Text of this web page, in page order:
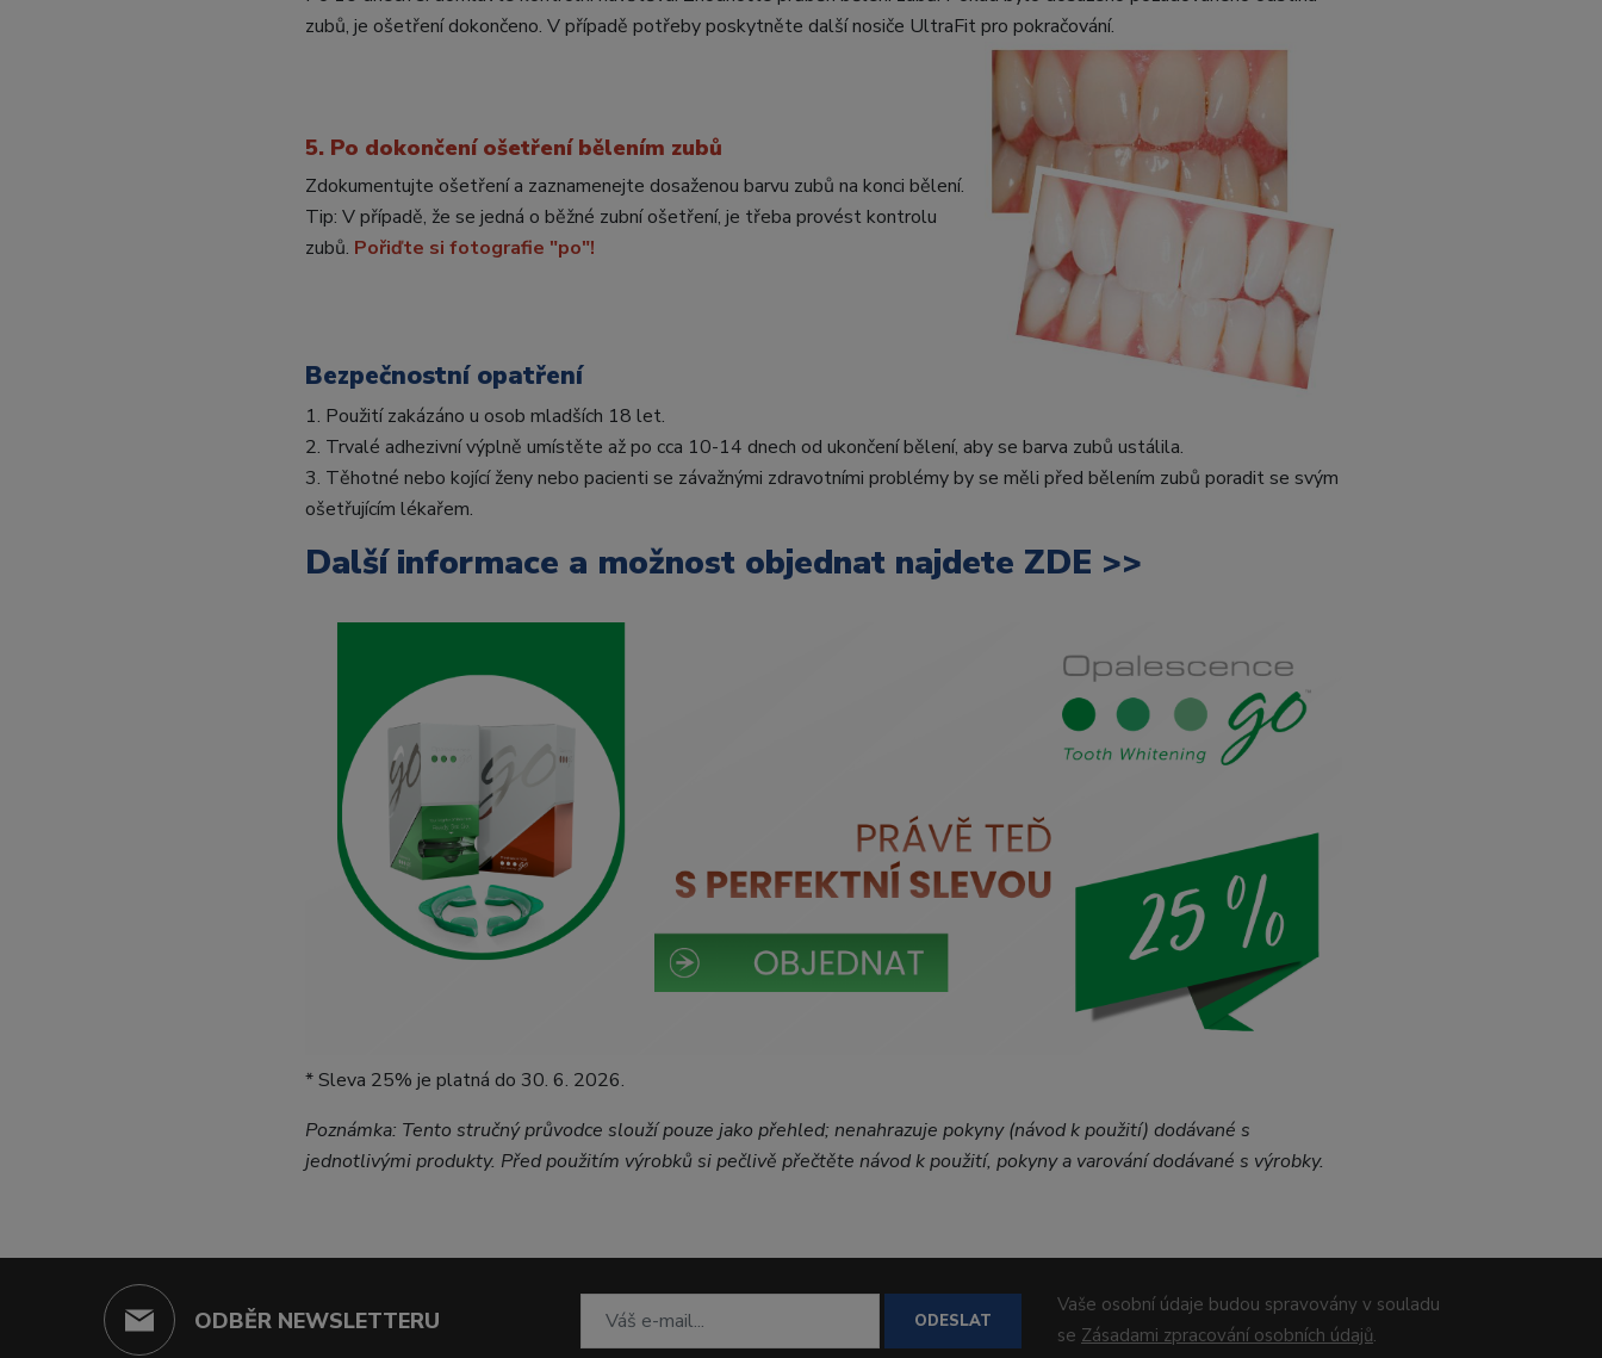
zubů, je ošetření dokončeno. V případě potřeby poskytněte další nosiče UltraFit pro pokračování.
5. Po dokončení ošetření bělením zubů
Zdokumentujte ošetření a zaznamenejte dosaženou barvu zubů na konci bělení.
Tip: V případě, že se jedná o běžné zubní ošetření, je třeba provést kontrolu
zubů. Pořiďte si fotografie "po"!
Bezpečnostní opatření
1. Použití zakázáno u osob mladších 18 let.
2. Trvalé adhezivní výplně umístěte až po cca 10-14 dnech od ukončení bělení, aby se barva zubů ustálila.
3. Těhotné nebo kojící ženy nebo pacienti se závažnými zdravotními problémy by se měli před bělením zubů poradit se svým
ošetřujícím lékařem.
Další informace a možnost objednat najdete ZDE >>
* Sleva 25% je platná do 30. 6. 2026.
Poznámka: Tento stručný průvodce slouží pouze jako přehled; nenahrazuje pokyny (návod k použití) dodávané s
jednotlivými produkty. Před použitím výrobků si pečlivě přečtěte návod k použití, pokyny a varování dodávané s výrobky.
ODBĚR NEWSLETTERU ODESLAT
Vaše osobní údaje budou spravovány v souladu
se Zásadami zpracování osobních údajů.